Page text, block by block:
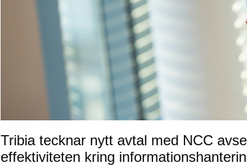
Tribia tecknar nytt avtal med NCC
effektiviteten kring